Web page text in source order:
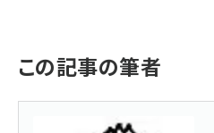
この記事の筆者